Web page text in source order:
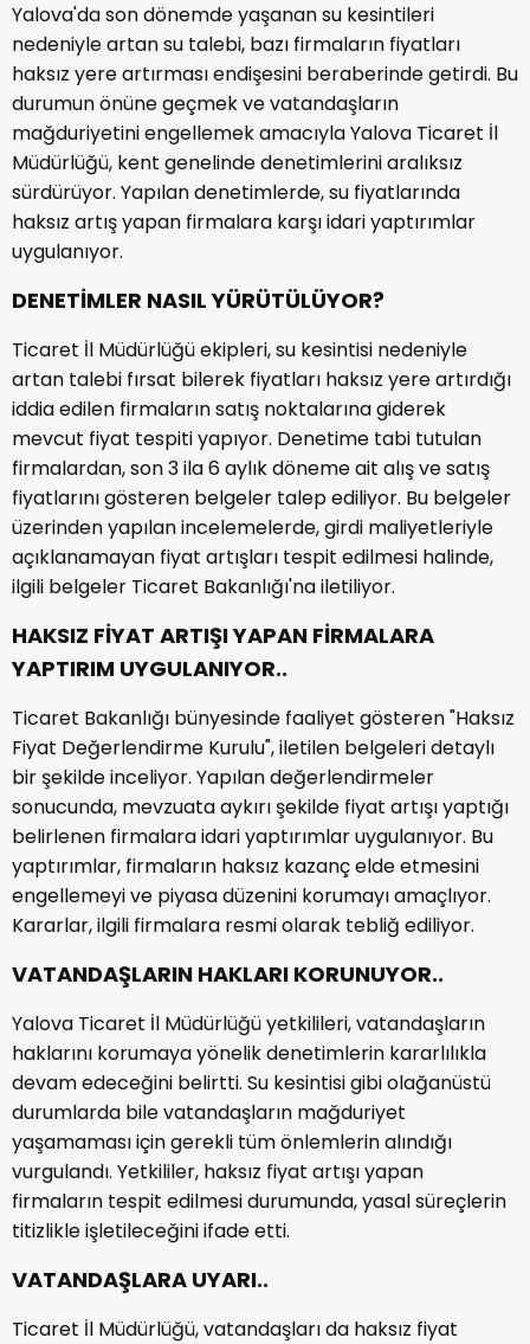
Yalova'da son dönemde yaşanan su kesintileri
nedeniyle artan su talebi, bazı firmaların fiyatları
haksız yere artırması endişesini beraberinde getirdi. Bu
durumun önüne geçmek ve vatandaşların
mağduriyetini engellemek amacıyla Yalova Ticaret İl
Müdürlüğü, kent genelinde denetimlerini aralıksız
sürdürüyor. Yapılan denetimlerde, su fiyatlarında
haksız artış yapan firmalara karşı idari yaptırımlar
uygulanıyor.
DENETİMLER NASIL YÜRÜTÜLÜYOR?
Ticaret İl Müdürlüğü ekipleri, su kesintisi nedeniyle
artan talebi fırsat bilerek fiyatları haksız yere artırdığı
iddia edilen firmaların satış noktalarına giderek
mevcut fiyat tespiti yapıyor. Denetime tabi tutulan
firmalardan, son 3 ila 6 aylık döneme ait alış ve satış
fiyatlarını gösteren belgeler talep ediliyor. Bu belgeler
üzerinden yapılan incelemelerde, girdi maliyetleriyle
açıklanamayan fiyat artışları tespit edilmesi halinde,
ilgili belgeler Ticaret Bakanlığı'na iletiliyor.
HAKSIZ FİYAT ARTIŞI YAPAN FİRMALARA
YAPTIRIM UYGULANIYOR..
Ticaret Bakanlığı bünyesinde faaliyet gösteren "Haksız
Fiyat Değerlendirme Kurulu", iletilen belgeleri detaylı
bir şekilde inceliyor. Yapılan değerlendirmeler
sonucunda, mevzuata aykırı şekilde fiyat artışı yaptığı
belirlenen firmalara idari yaptırımlar uygulanıyor. Bu
yaptırımlar, firmaların haksız kazanç elde etmesini
engellemeyi ve piyasa düzenini korumayı amaçlıyor.
Kararlar, ilgili firmalara resmi olarak tebliğ ediliyor.
VATANDAŞLARIN HAKLARI KORUNUYOR..
Yalova Ticaret İl Müdürlüğü yetkilileri, vatandaşların
haklarını korumaya yönelik denetimlerin kararlılıkla
devam edeceğini belirtti. Su kesintisi gibi olağanüstü
durumlarda bile vatandaşların mağduriyet
yaşamaması için gerekli tüm önlemlerin alındığı
vurgulandı. Yetkililer, haksız fiyat artışı yapan
firmaların tespit edilmesi durumunda, yasal süreçlerin
titizlikle işletileceğini ifade etti.
VATANDAŞLARA UYARI..
Ticaret İl Müdürlüğü, vatandaşları da haksız fiyat